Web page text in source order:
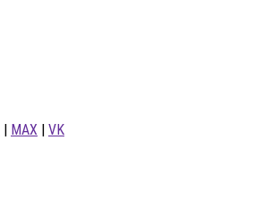
| MAX | VK